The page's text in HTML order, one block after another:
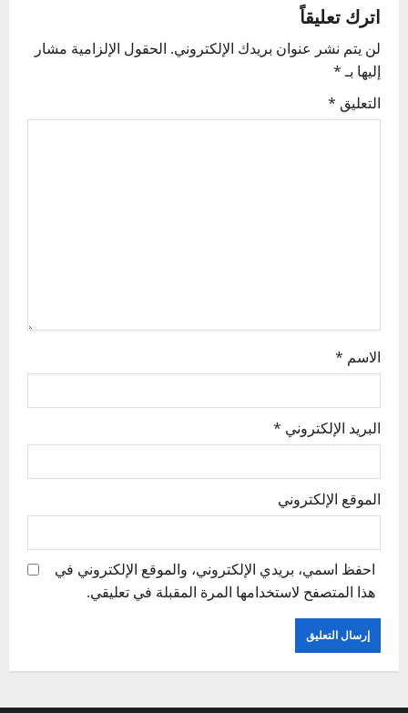
v
i
g
اترك تعليقاً
لن يتم نشر عنوان بريدك الإلكتروني. الحقول الإلزامية مشار
إليها بـ*
التعليق *
الاسم *
البريد الإلكتروني *
الموقع الإلكتروني
احفظ اسمي، بريدي الإلكتروني، والموقع الإلكتروني في
هذا المتصفح لاستخدامها المرة المقبلة في تعليقي.